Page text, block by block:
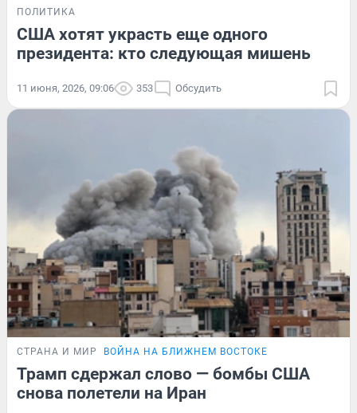
ПОЛИТИКА
США хотят украсть еще одного
президента: кто следующая мишень
11 июня, 2026, 09:06 353 Обсудить
СТРАНА И МИР ВОЙНА НА БЛИЖНЕМ ВОСТОКЕ
Трамп сдержал слово — бомбы США
снова полетели на Иран